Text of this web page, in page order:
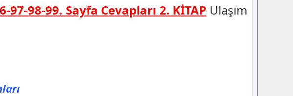
97-98-99. Sayfa Cevapları 2. KİTAP Ulaşım